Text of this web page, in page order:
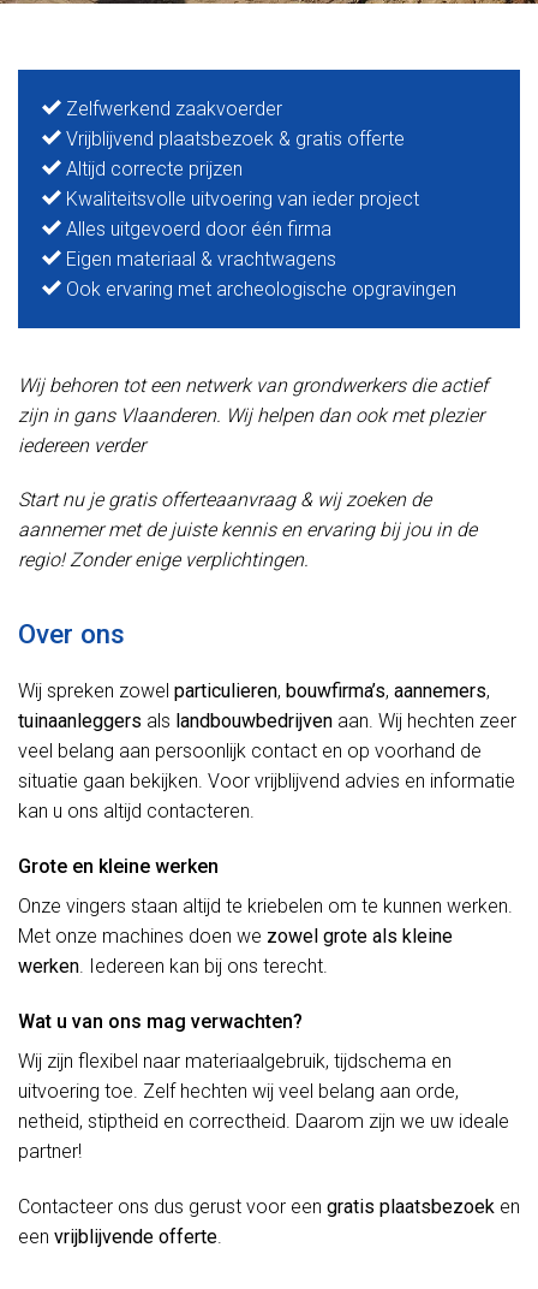
Zelfwerkend zaakvoerder
Vrijblijvend plaatsbezoek & gratis offerte
Altijd correcte prijzen
Kwaliteitsvolle uitvoering van ieder project
Alles uitgevoerd door één firma
Eigen materiaal & vrachtwagens
Ook ervaring met archeologische opgravingen
Wij behoren tot een netwerk van grondwerkers die actief
zijn in gans Vlaanderen. Wij helpen dan ook met plezier
iedereen verder
Start nu je gratis offerteaanvraag & wij zoeken de
aannemer met de juiste kennis en ervaring bij jou in de
regio! Zonder enige verplichtingen.
Over ons
Wij spreken zowel particulieren, bouwfirma’s, aannemers,
tuinaanleggers als landbouwbedrijven aan. Wij hechten zeer
veel belang aan persoonlijk contact en op voorhand de
situatie gaan bekijken. Voor vrijblijvend advies en informatie
kan u ons altijd contacteren.
Grote en kleine werken
Onze vingers staan altijd te kriebelen om te kunnen werken.
Met onze machines doen we zowel grote als kleine
werken. Iedereen kan bij ons terecht.
Wat u van ons mag verwachten?
Wij zijn flexibel naar materiaalgebruik, tijdschema en
uitvoering toe. Zelf hechten wij veel belang aan orde,
netheid, stiptheid en correctheid. Daarom zijn we uw ideale
partner!
Contacteer ons dus gerust voor een gratis plaatsbezoek en
een vrijblijvende offerte